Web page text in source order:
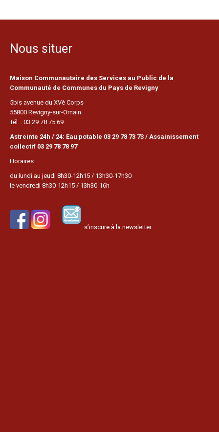
Nous situer
Maison Communautaire des Services au Public de la
Communauté de Communes du Pays de Revigny
5bis avenue du XVè Corps
55800 Revigny-sur-Ornain
Tél. : 03 29 78 75 69
Astreinte 24h / 24: Eau potable 03 29 78 73 73 / Assainissement
collectif 03 29 78 78 97
Horaires :
du lundi au jeudi 8h30-12h15 / 13h30-17h30
le vendredi 8h30-12h15 / 13h30-16h
s’inscrire à la newsletter